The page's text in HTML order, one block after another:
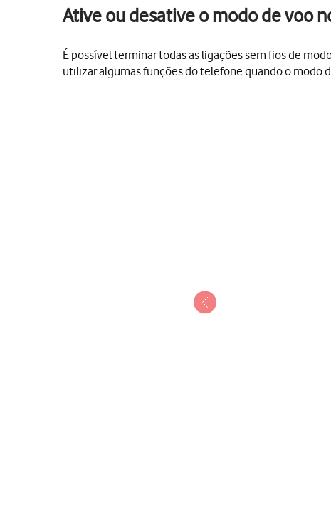
Ative ou desative o modo de voo
É possível terminar todas as ligações sem fios de
utilizar algumas funções do telefone quando o modo